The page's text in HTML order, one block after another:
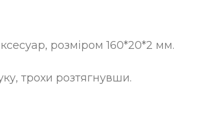
розміром 160*20*2 мм.
трохи розтягнувши.